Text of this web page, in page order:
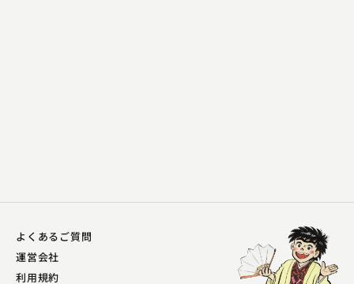
よくあるご質問
運営会社
利用規約